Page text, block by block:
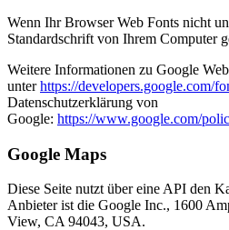
Wenn Ihr Browser Web Fonts nicht
Standardschrift von Ihrem Computer
Weitere Informationen zu Google
unterhttps://developers.google.com/
Datenschutzerklärung von
Google: https://www.google.com/
Google Maps
Diese Seite nutzt über eine API den
Anbieter ist die Google Inc., 1600
View, CA 94043, USA.